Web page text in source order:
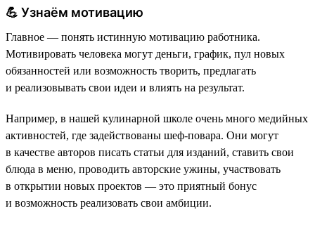
💪 Узнаём мотивацию
Главное — понять истинную мотивацию работника.
Мотивировать человека могут деньги, график, пул новых
обязанностей или возможность творить, предлагать
и реализовывать свои идеи и влиять на результат.
Например, в нашей кулинарной школе очень много медийных
активностей, где задействованы шеф-повара. Они могут
в качестве авторов писать статьи для изданий, ставить свои
блюда в меню, проводить авторские ужины, участвовать
в открытии новых проектов — это приятный бонус
и возможность реализовать свои амбиции.